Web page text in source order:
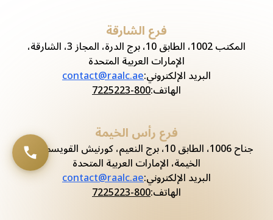
فرع الشارقة
المكتب 1002، الطابق 10، برج الدرة، المجاز 3، الشارقة،
الإمارات العربية المتحدة
البريد الإلكتروني:
contact@raalc.ae
الهاتف:
800-7225223
فرع رأس الخيمة
جناح 1006، الطابق 10، برج النعيم، كورنيش القويسم، رأس
الخيمة، الإمارات العربية المتحدة
البريد الإلكتروني:
contact@raalc.ae
الهاتف:
800-7225223